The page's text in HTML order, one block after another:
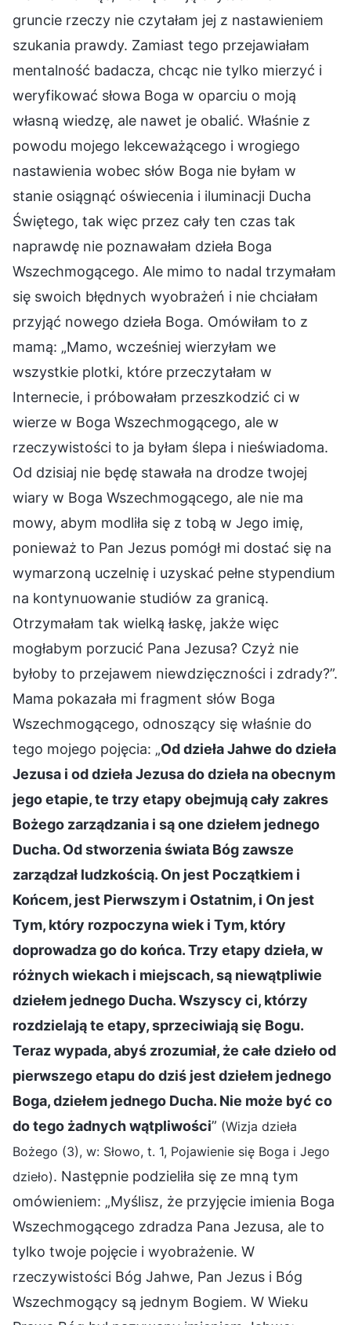
gruncie rzeczy nie czytałam jej z nastawieniem
szukania prawdy. Zamiast tego przejawiałam
mentalność badacza, chcąc nie tylko mierzyć i
weryfikować słowa Boga w oparciu o moją
własną wiedzę, ale nawet je obalić. Właśnie z
powodu mojego lekceważącego i wrogiego
nastawienia wobec słów Boga nie byłam w
stanie osiągnąć oświecenia i iluminacji Ducha
Świętego, tak więc przez cały ten czas tak
naprawdę nie poznawałam dzieła Boga
Wszechmogącego. Ale mimo to nadal trzymałam
się swoich błędnych wyobrażeń i nie chciałam
przyjąć nowego dzieła Boga. Omówiłam to z
mamą: „Mamo, wcześniej wierzyłam we
wszystkie plotki, które przeczytałam w
Internecie, i próbowałam przeszkodzić ci w
wierze w Boga Wszechmogącego, ale w
rzeczywistości to ja byłam ślepa i nieświadoma.
Od dzisiaj nie będę stawała na drodze twojej
wiary w Boga Wszechmogącego, ale nie ma
mowy, abym modliła się z tobą w Jego imię,
ponieważ to Pan Jezus pomógł mi dostać się na
wymarzoną uczelnię i uzyskać pełne stypendium
na kontynuowanie studiów za granicą.
Otrzymałam tak wielką łaskę, jakże więc
mogłabym porzucić Pana Jezusa? Czyż nie
byłoby to przejawem niewdzięczności i zdrady?”.
Mama pokazała mi fragment słów Boga
Wszechmogącego, odnoszący się właśnie do
tego mojego pojęcia: „Od dzieła Jahwe do dzieła
Jezusa i od dzieła Jezusa do dzieła na obecnym
jego etapie, te trzy etapy obejmują cały zakres
Bożego zarządzania i są one dziełem jednego
Ducha. Od stworzenia świata Bóg zawsze
zarządzał ludzkością. On jest Początkiem i
Końcem, jest Pierwszym i Ostatnim, i On jest
Tym, który rozpoczyna wiek i Tym, który
doprowadza go do końca. Trzy etapy dzieła, w
różnych wiekach i miejscach, są niewątpliwie
dziełem jednego Ducha. Wszyscy ci, którzy
rozdzielają te etapy, sprzeciwiają się Bogu.
Teraz wypada, abyś zrozumiał, że całe dzieło od
pierwszego etapu do dziś jest dziełem jednego
Boga, dziełem jednego Ducha. Nie może być co
do tego żadnych wątpliwości” (Wizja dzieła
Bożego (3), w: Słowo, t. 1, Pojawienie się Boga i Jego
dzieło). Następnie podzieliła się ze mną tym
omówieniem: „Myślisz, że przyjęcie imienia Boga
Wszechmogącego zdradza Pana Jezusa, ale to
tylko twoje pojęcie i wyobrażenie. W
rzeczywistości Bóg Jahwe, Pan Jezus i Bóg
Wszechmogący są jednym Bogiem. W Wieku